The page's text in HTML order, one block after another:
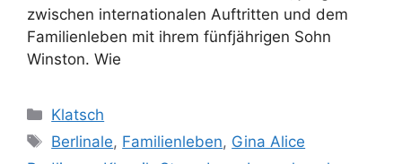
zwischen internationalen Auftritten und dem
Familienleben mit ihrem fünfjährigen Sohn
Winston. Wie
Kategorien
Klatsch
Schlagwörter
Berlinale, Familienleben, Gina Alice